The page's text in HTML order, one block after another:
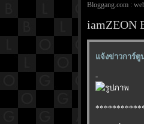
Bloggang.com :
iamZEON
จ้งข่าวการ์ตูน
-